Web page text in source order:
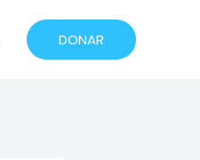
DONAR